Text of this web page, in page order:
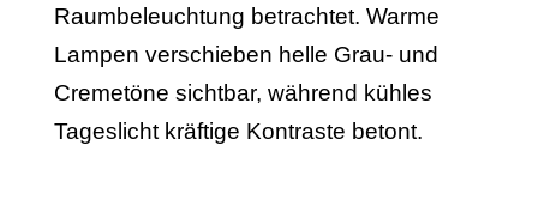
Raumbeleuchtung betrachtet. Warme
Lampen verschieben helle Grau- und
Cremetöne sichtbar, während kühles
Tageslicht kräftige Kontraste betont.